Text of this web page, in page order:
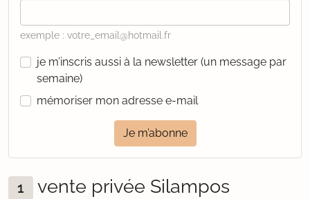
exemple : votre_email@hotmail.fr
je m’inscris aussi à la newsletter (un message par
semaine)
mémoriser mon adresse e-mail
Je m’abonne
1
vente privée Silampos